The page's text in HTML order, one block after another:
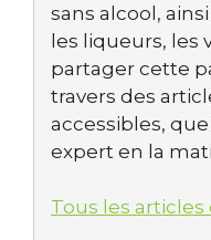
sans alcool,
les liqueurs, les
partager cette
travers des
accessibles,
expert en la
Tous les articles